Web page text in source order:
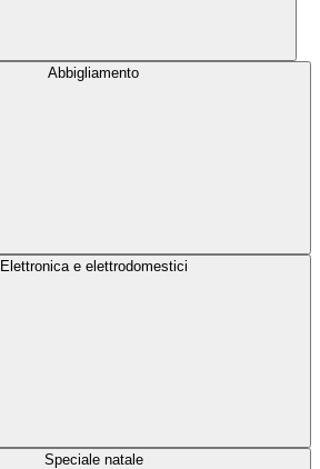
Abbigliamento
Elettronica e elettrodomestici
Speciale natale